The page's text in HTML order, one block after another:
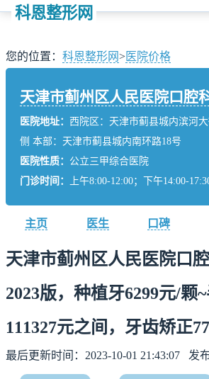
科恩整形网
您的位置： 科恩整形网>医院价格
天津市蓟州区人民医院口腔
医院地址： 西院区：天津市蓟县城内滨河
侧 本部：天津市蓟县城内南环路18号
医院性质： 公立三甲综合医院
门诊时间：
上午8:00-12:00；下午14:00-
主页 医生 口碑
天津市蓟州区人民医院口
2023版，种植牙6299元/颗
111327元之间，牙齿矫正
最后更新时间：2023-10-01 21:43:07 发